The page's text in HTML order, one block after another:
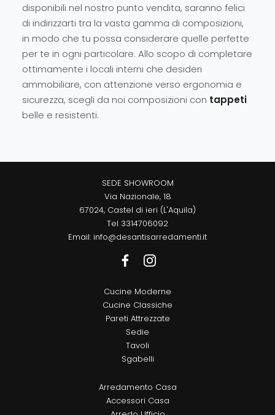
disponibili nel nostro punto vendita, saranno felici
di indirizzarti tra la vasta gamma di composizioni,
in modo che tu possa considerare quelle perfette
per te in ogni particolare. Allo scopo di completare
ottimamente i locali interni che desideri
ammobiliare, con attenzione verso ergonomia e
sicurezza, scegli da noi composizioni con tappeti
belle e resistenti.
SEDE SHOWROOM
Via Nazionale, 18
67024, Castel di ieri (L'Aquila)
Tel 3314706092
Email: info@desantisarredamenti.it
Cucine Moderne
Cucine Classiche
Pareti Attrezzate
Sedie
Tavoli
Sgabelli
Arredamento Casa
Accessori Casa